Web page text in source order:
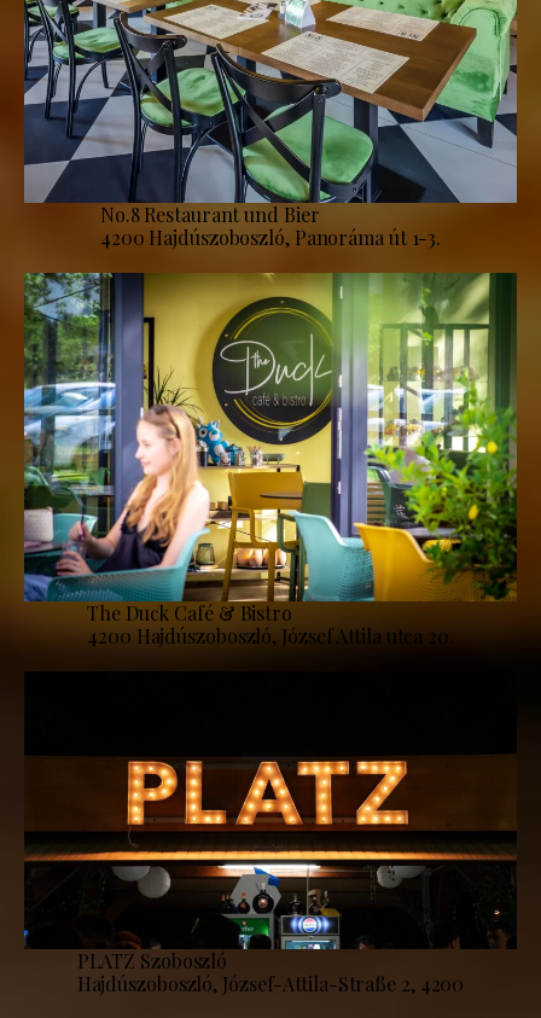
No.8 Restaurant und Bier
4200 Hajdúszoboszló, Panoráma út 1-3.
The Duck Café & Bistro
4200 Hajdúszoboszló, József Attila utca 20.
PLATZ Szoboszló
Hajdúszoboszló, József-Attila-Straße 2, 4200